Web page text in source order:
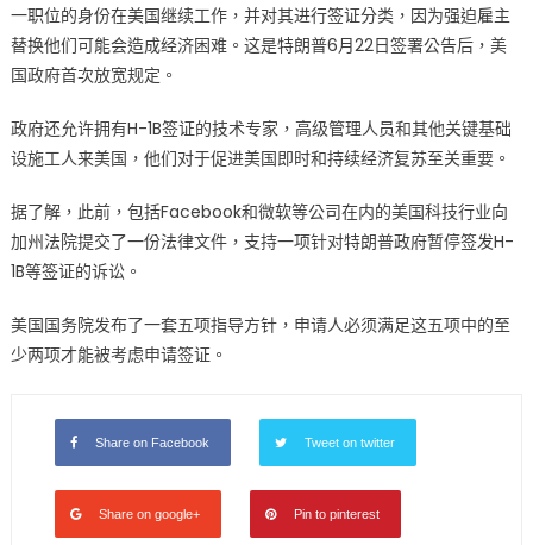
证
的
允
许
分
申
继
工
作〉
一职位的身份在美国继续工作，并对其进行签证分类，因为强迫雇主
替换他们可能会造成经济困难。这是特朗普6月22日签署公告后，美
国政府首次放宽规定。
政府还允许拥有H-1B签证的技术专家，高级管理人员和其他关键基础
设施工人来美国，他们对于促进美国即时和持续经济复苏至关重要。
据了解，此前，包括Facebook和微软等公司在内的美国科技行业向
加州法院提交了一份法律文件，支持一项针对特朗普政府暂停签发H-
1B等签证的诉讼。
美国国务院发布了一套五项指导方针，申请人必须满足这五项中的至
少两项才能被考虑申请签证。
Share on Facebook Tweet on twitter
Share on google+ Pin to pinterest